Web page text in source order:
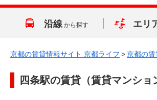
沿線 から探す エリ
京都の賃貸情報サイト 京都ライフ >京都の
四条駅の賃貸（賃貸マンショ